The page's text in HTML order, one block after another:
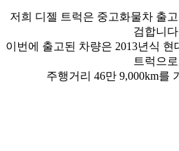
저희 디젤 트럭은 중고화물차 출
검합니
이번에 출고된 차량은 2013년식 현
트럭으
주행거리 46만 9,000km를